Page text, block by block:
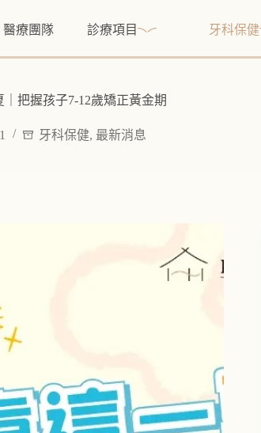
醫療團隊 診療項目 牙科保健
把握孩子7-12歲矯正黃金期
牙科保健, 最新消息